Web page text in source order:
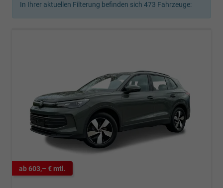
In Ihrer aktuellen Filterung befinden sich 473 Fahrzeuge:
ab 603,– € mtl.